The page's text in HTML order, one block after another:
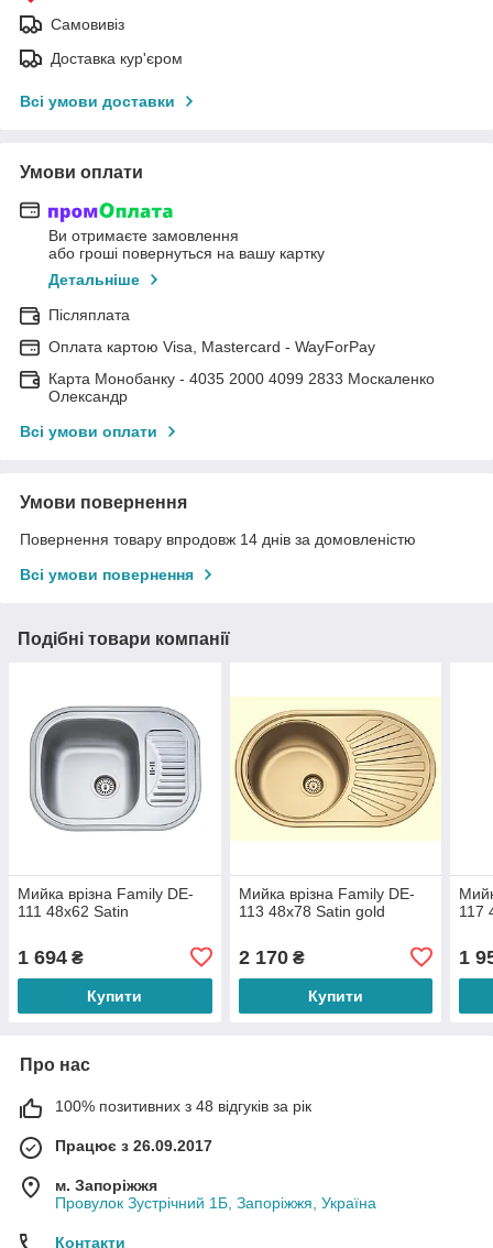
Самовивіз
Доставка кур'єром
Всі умови доставки
Умови оплати
Ви отримаєте замовлення
або гроші повернуться на вашу картку
Детальніше
Післяплата
Оплата картою Visa, Mastercard - WayForPay
Карта Монобанку - 4035 2000 4099 2833 Москаленко
Олександр
Всі умови оплати
Умови повернення
Повернення товару впродовж 14 днів за домовленістю
Всі умови повернення
Подібні товари компанії
Мийка врізна Family DE-
111 48х62 Satin
1 694 ₴
Купити
Мийка врізна Family DE-
113 48х78 Satin gold
2 170₴
Купити
117
1
Про нас
100% позитивних з 48 відгуків за рік
Працює з 26.09.2017
м. Запоріжжя
Провулок Зустрічний 1Б, Запоріжжя, Україна
Контакти